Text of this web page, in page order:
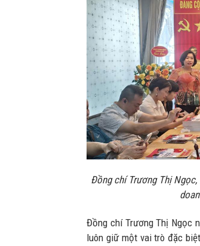
Đồng chí Trương Thị Ngọc,
Đồng chí Trương Thị Ngọc
luôn giữ một vai trò đặc